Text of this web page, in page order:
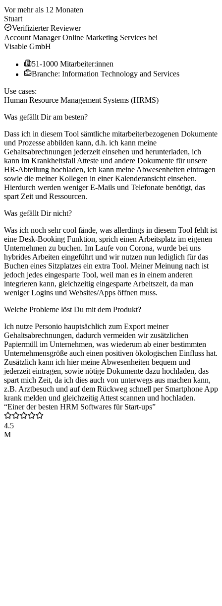
Vor mehr als 12 Monaten
Stuart
Verifizierter Reviewer
Account Manager Online Marketing Services bei
Visable GmbH
51-1000 Mitarbeiter:innen
Branche: Information Technology and Services
Use cases:
Human Resource Management Systems (HRMS)
Was gefällt Dir am besten?
Dass ich in diesem Tool sämtliche mitarbeiterbezogenen Dokumente
und Prozesse abbilden kann, d.h. ich kann meine
Gehaltsabrechnungen jederzeit einsehen und herunterladen, ich
kann im Krankheitsfall Atteste und andere Dokumente für unsere
HR-Abteilung hochladen, ich kann meine Abwesenheiten eintragen
sowie die meiner Kollegen in einer Kalenderansicht einsehen.
Hierdurch werden weniger E-Mails und Telefonate benötigt, das
spart Zeit und Ressourcen.
Was gefällt Dir nicht?
Was ich noch sehr cool fände, was allerdings in diesem Tool fehlt ist
eine Desk-Booking Funktion, sprich einen Arbeitsplatz im eigenen
Unternehmen zu buchen. Im Laufe von Corona, wurde bei uns
hybrides Arbeiten eingeführt und wir nutzen nun lediglich für das
Buchen eines Sitzplatzes ein extra Tool. Meiner Meinung nach ist
jedoch jedes eingesparte Tool, weil man es in einem anderen
integrieren kann, gleichzeitig eingesparte Arbeitszeit, da man
weniger Logins und Websites/Apps öffnen muss.
Welche Probleme löst Du mit dem Produkt?
Ich nutze Personio hauptsächlich zum Export meiner
Gehaltsabrechnungen, dadurch vermeiden wir zusätzlichen
Papiermüll im Unternehmen, was wiederum ab einer bestimmten
Unternehmensgröße auch einen positiven ökologischen Einfluss hat.
Zusätzlich kann ich hier meine Abwesenheiten bequem und
jederzeit eintragen, sowie nötige Dokumente dazu hochladen, das
spart mich Zeit, da ich dies auch von unterwegs aus machen kann,
z.B. Arztbesuch und auf dem Rückweg schnell per Smartphone App
krank melden und gleichzeitig Attest scannen und hochladen.
“Einer der besten HRM Softwares für Start-ups”
4.5
M